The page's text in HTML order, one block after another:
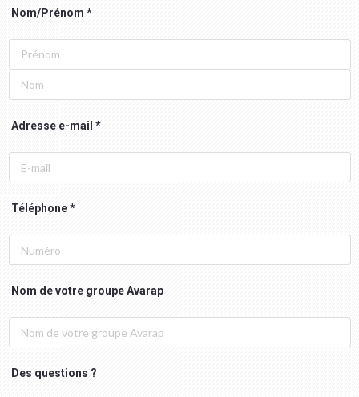
Nom/Prénom
Adresse e-mail
Téléphone
Nom de votre groupe Avarap
Des questions ?